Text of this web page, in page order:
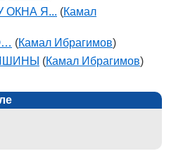
Я... (Камал
(Камал Ибрагимов)
(Камал Ибрагимов)